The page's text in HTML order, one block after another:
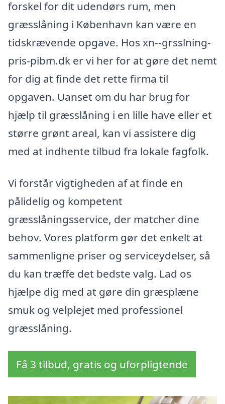
forskel for dit udendørs rum, men
græsslåning i København kan være en
tidskrævende opgave. Hos xn--grsslning-
pris-pibm.dk er vi her for at gøre det nemt
for dig at finde det rette firma til
opgaven. Uanset om du har brug for
hjælp til græsslåning i en lille have eller et
større grønt areal, kan vi assistere dig
med at indhente tilbud fra lokale fagfolk.
Vi forstår vigtigheden af at finde en
pålidelig og kompetent
græsslåningsservice, der matcher dine
behov. Vores platform gør det enkelt at
sammenligne priser og serviceydelser, så
du kan træffe det bedste valg. Lad os
hjælpe dig med at gøre din græsplæne
smuk og velplejet med professionel
græsslåning.
Få 3 tilbud, gratis og uforpligtende